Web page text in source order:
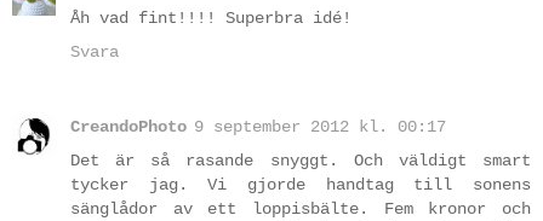
Åh vad fint!!!! Superbra idé!
Svara
CreandoPhoto 9 september 2012 kl. 00:17
Det är så rasande snyggt. Och väldigt smart
tycker jag. Vi gjorde handtag till sonens
sänglådor av ett loppisbälte. Fem kronor och